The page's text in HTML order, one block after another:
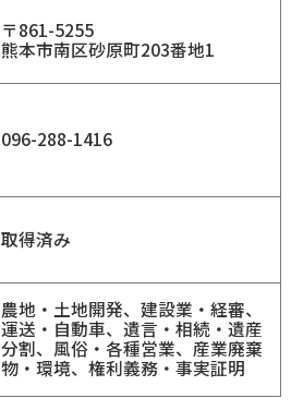
〒861-5255
熊本市南区砂原町203番地1
096-288-1416
取得済み
農地・土地開発、建設業・経審、
運送・自動車、遺言・相続・遺産
分割、風俗・各種営業、産業廃棄
物・環境、権利義務・事実証明